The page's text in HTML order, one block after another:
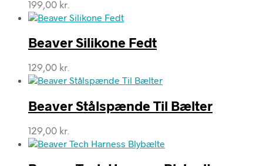
199,00 kr.
Beaver Silikone Fedt
129,00 kr.
Beaver Stålspænde Til Bælter
129,00 kr.